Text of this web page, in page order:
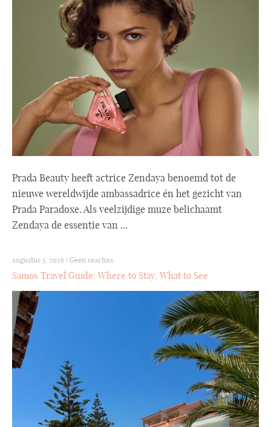
Prada Beauty heeft actrice Zendaya benoemd tot de
nieuwe wereldwijde ambassadrice én het gezicht van
Prada Paradoxe. Als veelzijdige muze belichaamt
Zendaya de essentie van ...
augustus 5, 2026 | Geen reacties
Samos Travel Guide: Where to Stay, What to See